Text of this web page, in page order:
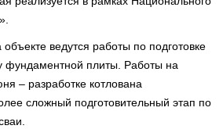
ведутся работы по подготовке
фундаментной плиты. Работы на
– разработке котлована
сложный подготовительный этап по